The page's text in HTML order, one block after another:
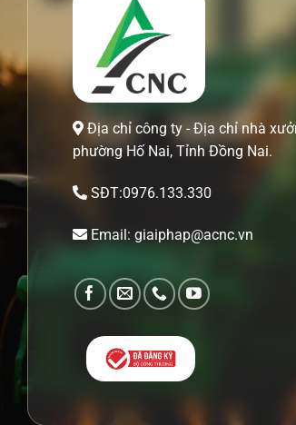
Địa chỉ công ty - Địa chỉ nhà
phường Hố Nai, Tỉnh Đồng Nai.
SĐT:0976.133.330
Email: giaiphap@acnc.vn